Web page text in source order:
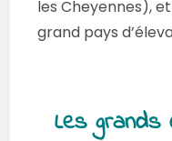
les Cheyennes),
grand pays
Les